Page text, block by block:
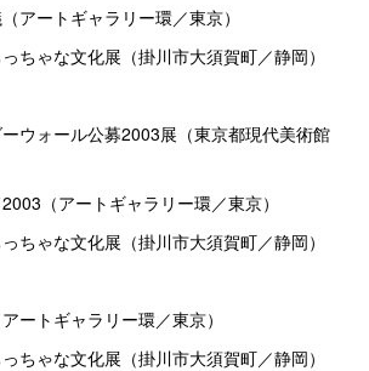
アートギャラリー環／東京）
ちゃな文化展（掛川市大須賀町／静岡）
ーウォール公募2003展（東京都現代美術館
（アートギャラリー環／東京）
ちゃな文化展（掛川市大須賀町／静岡）
ートギャラリー環／東京）
ちゃな文化展（掛川市大須賀町／静岡）